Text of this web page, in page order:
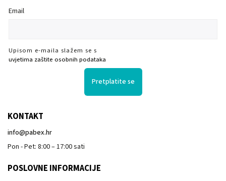
Email
Upisom e-maila slažem se s
uvjetima zaštite osobnih podataka
Pretplatite se
KONTAKT
info@pabex.hr
Pon - Pet: 8:00 – 17:00 sati
POSLOVNE INFORMACIJE